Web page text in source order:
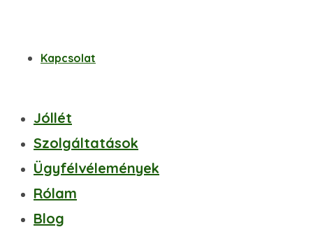
Kapcsolat
Jóllét
Szolgáltatások
Ügyfélvélemények
Rólam
Blog